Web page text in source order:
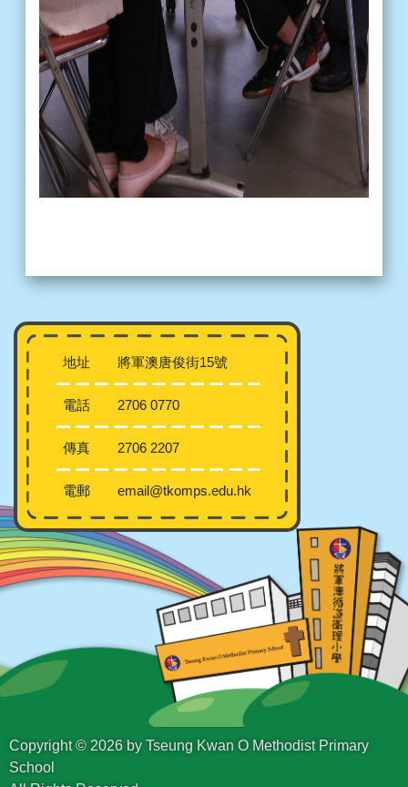
地址 將軍澳唐俊街15號
電話 2706 0770
傳真 2706 2207
電郵 email@tkomps.edu.hk
Copyright © 2026 by Tseung Kwan O Methodist Primary
School